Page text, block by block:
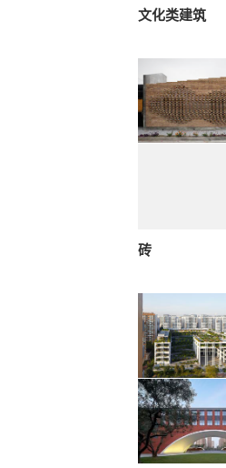
文化类建筑
砖